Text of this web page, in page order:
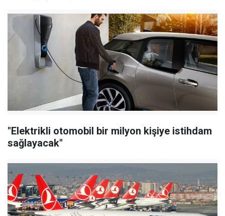
"Elektrikli otomobil bir milyon kişiye istihdam
sağlayacak"